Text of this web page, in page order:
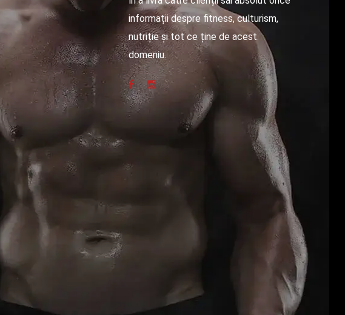
informații despre fitness, culturism,
nutriție și tot ce ține de acest
domeniu.